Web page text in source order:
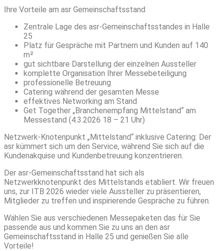
Ihre Vorteile am asr Gemeinschaftsstand
Zentrale Lage des asr-Gemeinschaftsstandes in Halle
25
Platz für Gespräche mit Partnern und Kunden auf 140
m²
gut sichtbare Darstellung der einzelnen Aussteller
komplette Organisation Ihrer Messebeteiligung
professionelle Betreuung
Catering während der gesamten Messe
effektives Networking am Stand
Get Together „Branchenempfang Mittelstand“ am
Messestand (4.3.2026 18 – 21 Uhr)
Netzwerk-Knotenpunkt „Mittelstand“ inklusive Catering: Der
asr kümmert sich um den Service, während Sie sich auf die
Kundenakquise und Kundenbetreuung konzentrieren.
Der asr-Gemeinschaftsstand hat sich als
Netzwerkknotenpunkt des Mittelstands etabliert. Wir freuen
uns, zur ITB 2026 wieder viele Aussteller zu präsentieren,
Mitglieder zu treffen und inspirierende Gespräche zu führen.
Wählen Sie aus verschiedenen Messepaketen das für Sie
passende aus und kommen Sie zu uns an den asr
Gemeinschaftsstand in Halle 25 und genießen Sie alle
Vorteile!